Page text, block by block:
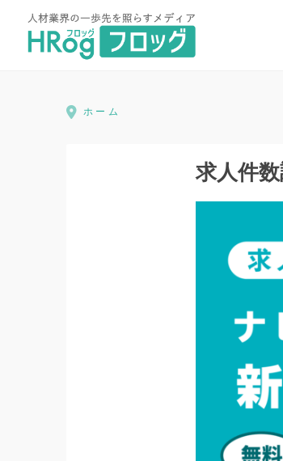
HRog | 人材業界の一歩先
ホーム
求人件